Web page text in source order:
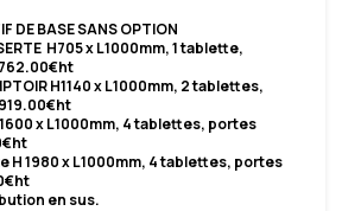
DE BASE SANS OPTION
H705 x L1000mm, 1 tablette,
H1140 x L1000mm, 2 tablettes,
x L1000mm, 4 tablettes, portes
H 1980 x L1000mm, 4 tablettes, portes
en sus.